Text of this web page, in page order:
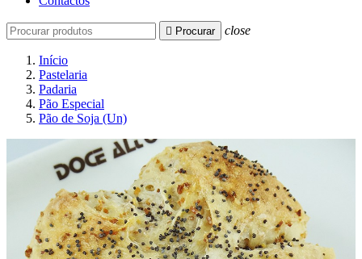
 Procurar close
Início
Pastelaria
Padaria
Pão Especial
Pão de Soja (Un)